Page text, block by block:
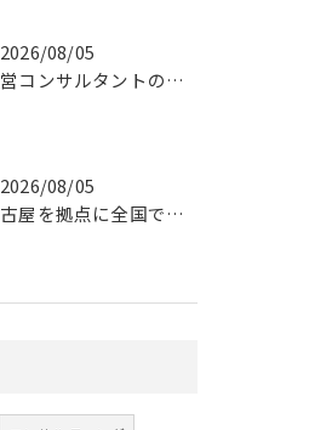
2026/08/05
経営コンサルタントのモーちゃん・毛利京申です。
2026/08/05
名古屋を拠点に全国で活動する 経営コンサルタントの 毛利京申...